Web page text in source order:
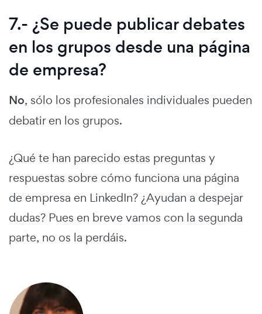
7.- ¿Se puede publicar debates
en los grupos desde una página
de empresa?
No, sólo los profesionales individuales pueden
debatir en los grupos.
¿Qué te han parecido estas preguntas y
respuestas sobre cómo funciona una página
de empresa en LinkedIn? ¿Ayudan a despejar
dudas? Pues en breve vamos con la segunda
parte, no os la perdáis.